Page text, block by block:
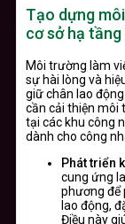
Tạo dựng
cơ sở hạ
Môi trường làm
sự hài lòng và
giữ chân lao
cần cải thiện môi
tại các khu công
dành cho công
Phát triển
cung ứng
phương để
lao động,
Điều này